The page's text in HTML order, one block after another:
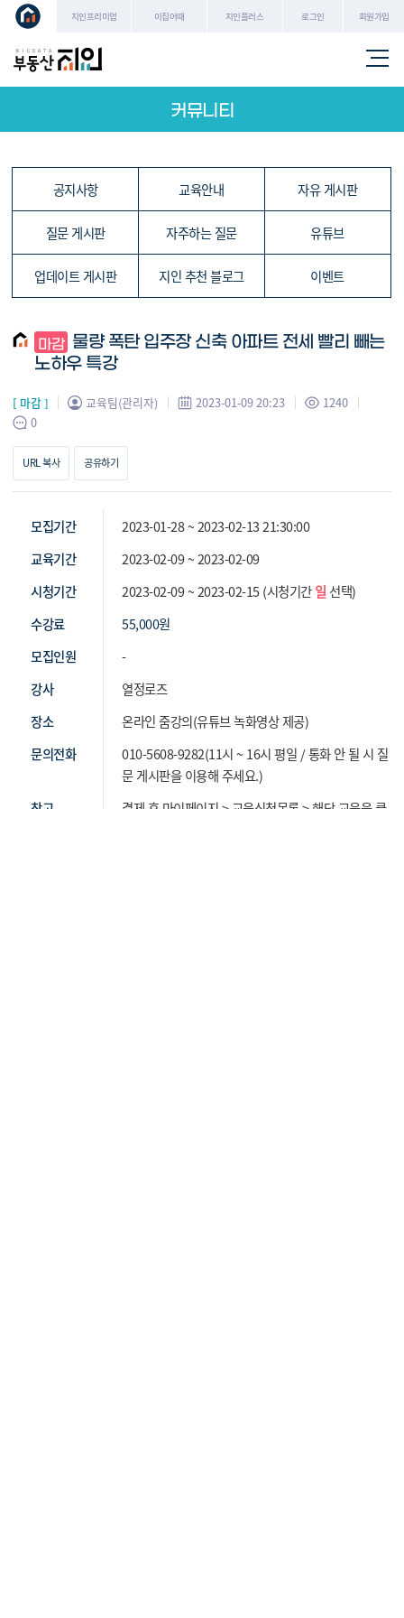
지인프리미엄 이집어때 지인플러스 로그인 회원가입
커뮤니티
공지사항 교육안내 자유 게시판
질문 게시판 자주하는 질문 유튜브
업데이트 게시판 지인 추천 블로그 이벤트
물량 폭탄 입주장 신축 아파트 전세 빨리 빼는
노하우 특강
[ 마감 ] 교육팀(관리자) 2023-01-09 20:23
1240
0
URL 복사 공유하기
모집기간
2023-01-28 ~ 2023-02-13 21:30:00
교육기간
2023-02-09 ~ 2023-02-09
시청기간
2023-02-09 ~ 2023-02-15 (시청기간일 선택)
수강료
55,000원
모집인원
-
강사
열정로즈
장소
온라인 줌강의(유튜브 녹화영상 제공)
문의전화
010-5608-9282(11시 ~ 16시 평일 / 통화 안 될 시 질
문 게시판을 이용해 주세요.)
참고
결제 후 마이페이지 > 교육신청목록 > 해당 교육을 클